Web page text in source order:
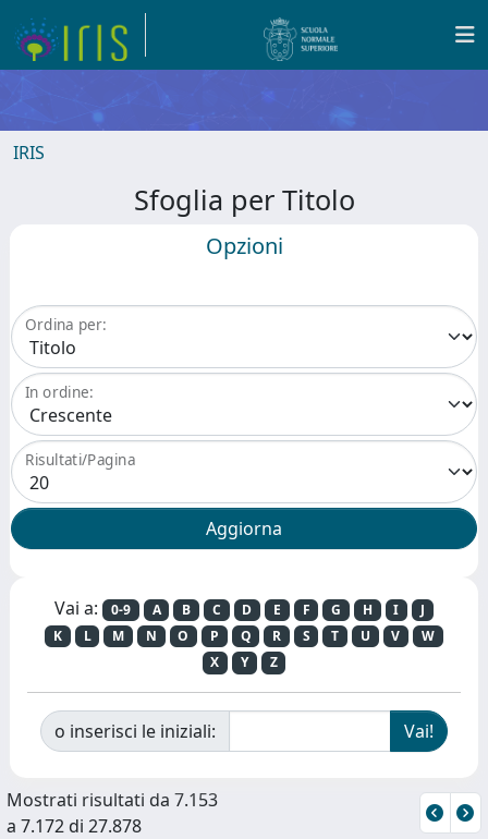
IRIS
Sfoglia per Titolo
Opzioni
Ordina per:
In ordine:
Risultati/Pagina
Vai a: 0-9 A B C D E F G H I
J
K
L M N O P Q R S T U V
W
X
Y Z
o inserisci le iniziali:
Mostrati risultati da 7.153
a 7.172 di 27.878